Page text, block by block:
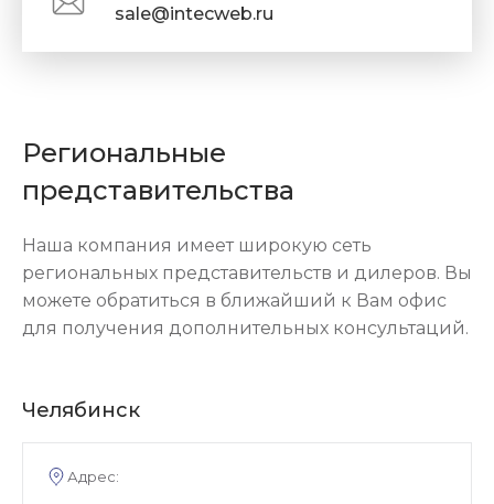
sale@intecweb.ru
Региональные
представительства
Наша компания имеет широкую сеть
региональных представительств и дилеров. Вы
можете обратиться в ближайший к Вам офис
для получения дополнительных консультаций.
Челябинск
Адрес: